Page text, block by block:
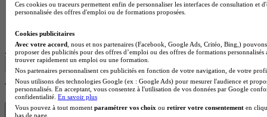
Voir l’établissement
Afficher plus de résultats
Trouve ton diplôme en 1 min avec Diplomeo !
Trouver mon école
Ces cookies ou traceurs permettent enfin de personnaliser les interfaces de consultation et
personnalisée des offres d'emploi ou de formations proposées.
Cookies publicitaires
Avec votre accord , nous et nos partenaires (Facebook, Google Ads, Critéo, Bing,)
proposer des publicités pour des offres d’emploi ou des offres de formations
trouver rapidement un emploi ou une formation.
Nos partenaires personnalisent ces publicités en fonction de votre navigation, de votre
Nous utilisons des technologies Google (ex : Google Ads) pour mesurer l'audience et
personnalisés. En acceptant, vous consentez à l'utilisation de vos données par Google
confidentialité. En savoir plus
Vous pouvez à tout moment paramétrer vos choix ou retirer votre consentement en
bas de page.